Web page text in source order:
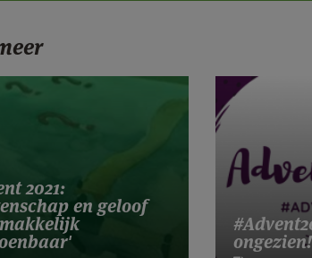
2021:
en geloof
ongezien!